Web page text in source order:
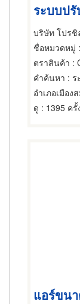
บริษัท โปรชิ
ชื่อหมวดหมู่
ตราสินค้า :
คำค้นหา : ร
อำเภอเมือง
ดู : 1395 ครั้